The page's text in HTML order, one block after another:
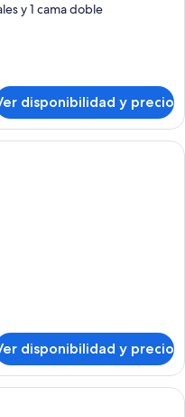
y 1 cama doble
disponibilidad y precio
dormitorio con una cama roja,
disponibilidad y precio
dormitorio con una cama roja,